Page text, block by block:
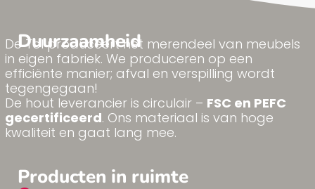
Producten in ruimte
Duurzaamheid
De Tol produceert het merendeel van meubels
in eigen fabriek. We produceren op een
efficiënte manier; afval en verspilling wordt
tegengegaan!
De hout leverancier is circulair – FSC en PEFC
gecertificeerd. Ons materiaal is van hoge
kwaliteit en gaat lang mee.